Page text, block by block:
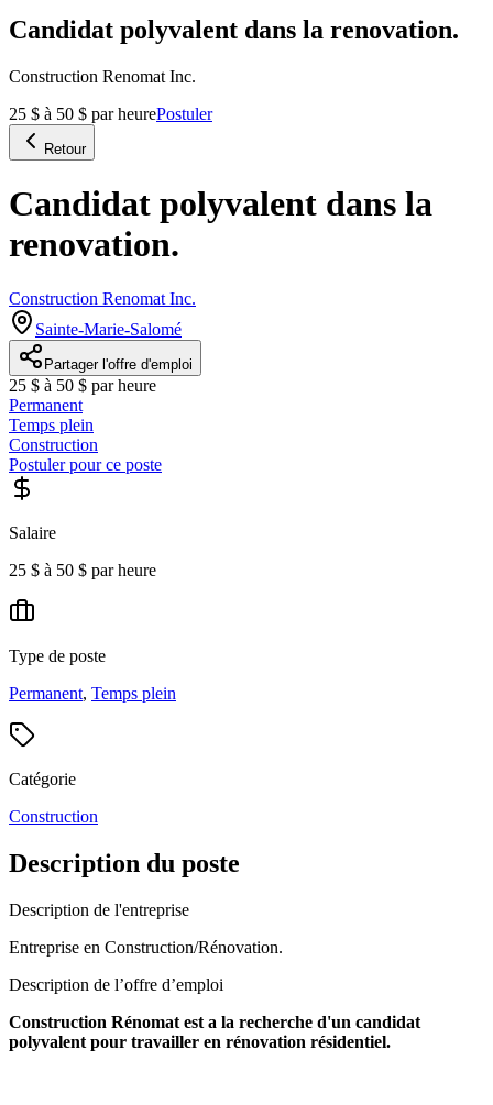
Candidat polyvalent dans la renovation.
Construction Renomat Inc.
25 $ à 50 $ par heurePostuler
Retour
Candidat polyvalent dans la
renovation.
Construction Renomat Inc.
Sainte-Marie-Salomé
Partager l'offre d'emploi
25 $ à 50 $ par heure
Permanent
Temps plein
Construction
Postuler pour ce poste
Salaire
25 $ à 50 $ par heure
Type de poste
Permanent, Temps plein
Catégorie
Construction
Description du poste
Description de l'entreprise
Entreprise en Construction/Rénovation.
Description de l’offre d’emploi
Construction Rénomat est a la recherche d'un candidat
polyvalent pour travailler en rénovation résidentiel.